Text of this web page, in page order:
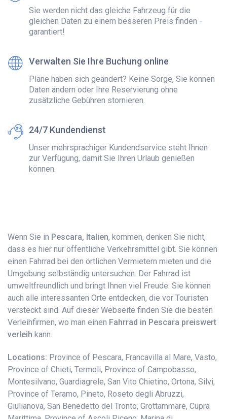
Sie werden nicht das gleiche Fahrzeug für die
gleichen Daten zu einem besseren Preis finden -
garantiert!
Verwalten Sie Ihre Buchung online
Pläne haben sich geändert? Keine Sorge, Sie können
Daten ändern oder Ihre Reservierung ohne
zusätzliche Gebühren stornieren.
24/7 Kundendienst
Unser mehrsprachiger Kundendservice steht Ihnen
zur Verfügung, damit Sie Ihren Urlaub genießen
können.
Wenn Sie in Pescara, Italien, kommen, denken Sie nicht,
dass es hier nur öffentliche Verkehrsmittel gibt. Sie können
einen Fahrrad bei den örtlichen Vermietern mieten und die
Umgebung selbständig untersuchen. Der Fahrrad ist
umweltfreundlich und bringt Ihnen viel Freude. Sie können
auch alle interessanten Orte entdecken, die vor Touristen
versteckt sind. Auf dieser Webseite finden Sie die besten
Verleihfirmen, wo man einen Fahrrad​ in Pescara preiswert
verleih kann.
Locations: Province of Pescara, Francavilla al Mare, Vasto,
Province of Chieti, Termoli, Province of Campobasso,
Montesilvano, Guardiagrele, San Vito Chietino, Ortona, Silvi,
Province of Teramo, Pineto, Roseto degli Abruzzi,
Giulianova, San Benedetto del Tronto, Grottammare, Cupra